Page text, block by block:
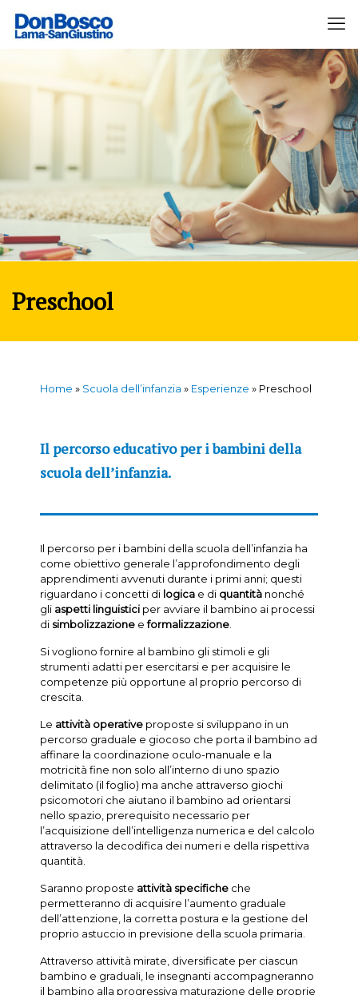
Preschool
Home » Scuola dell’infanzia » Esperienze » Preschool
Il percorso educativo per i bambini della
scuola dell’infanzia.
Il percorso per i bambini della scuola dell’infanzia ha
come obiettivo generale l’approfondimento degli
apprendimenti avvenuti durante i primi anni; questi
riguardano i concetti di logicae di quantitànonché
gli aspetti linguisticiper avviare il bambino ai processi
di simbolizzazioneeformalizzazione.
Si vogliono fornire al bambino gli stimoli e gli
strumenti adatti per esercitarsi e per acquisire le
competenze più opportune al proprio percorso di
crescita.
Le attività operativeproposte si sviluppano in un
percorso graduale e giocoso che porta il bambino ad
affinare la coordinazione oculo-manuale e la
motricità fine non solo all’interno di uno spazio
delimitato (il foglio) ma anche attraverso giochi
psicomotori che aiutano il bambino ad orientarsi
nello spazio, prerequisito necessario per
l’acquisizione dell’intelligenza numerica e del calcolo
attraverso la decodifica dei numeri e della rispettiva
quantità.
Saranno proposte attività specificheche
permetteranno di acquisire l’aumento graduale
dell’attenzione, la corretta postura e la gestione del
proprio astuccio in previsione della scuola primaria.
Attraverso attività mirate, diversificate per ciascun
bambino e graduali, le insegnanti accompagneranno
il bambino alla progressiva maturazione delle proprie